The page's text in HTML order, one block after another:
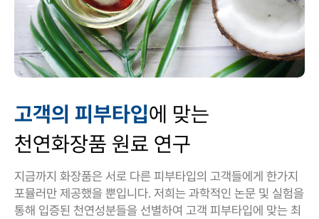
고객의 피부타입에 맞는
천연화장품 원료 연구
지금까지 화장품은 서로 다른 피부타입의 고객들에게 한가지
포뮬러만 제공했을 뿐입니다. 저희는 과학적인 논문 및 실험을
통해 입증된 천연성분들을 선별하여 고객 피부타입에 맞는 최